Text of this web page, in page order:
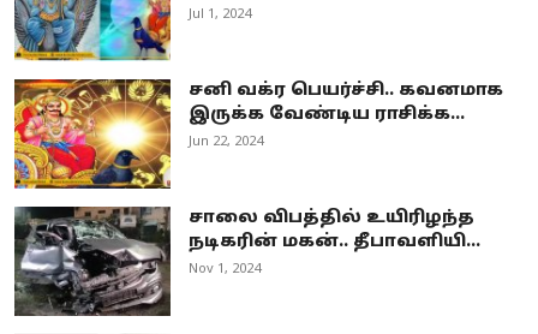
Jul 1, 2024
சனி வக்ர பெயர்ச்சி.. கவனமாக
இருக்க வேண்டிய ராசிக்க...
Jun 22, 2024
சாலை விபத்தில் உயிரிழந்த
நடிகரின் மகன்.. தீபாவளியி...
Nov 1, 2024